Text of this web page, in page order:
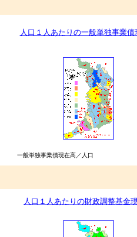
人口１人あたりの一般単独事業債
一般単独事業債現在高／人口
人口１人あたりの財政調整基金